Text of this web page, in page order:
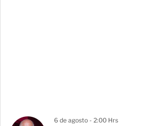
6 de agosto - 2:00 Hrs